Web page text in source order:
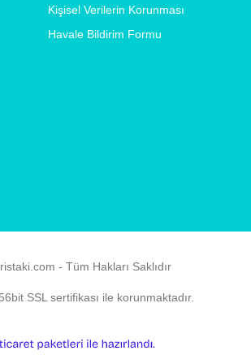
Kişisel Verilerin Korunması
Havale Bildirim Formu
- Tüm Hakları Saklıdır
SSL sertifikası ile korunmaktadır.
e-